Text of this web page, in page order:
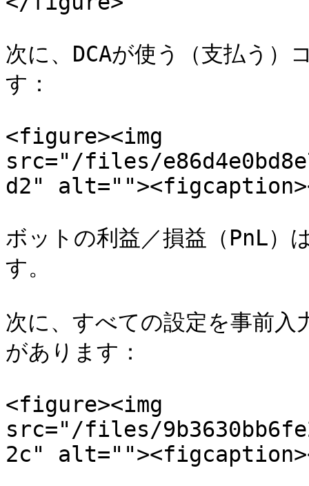
次に、DCAが使う（支払う）
す：
<figure><img
src="/files/
d2"
ボットの利益／損益（PnL）
す。
次に、すべての設定を事前
があります：
<figure><img
src="/files/
2c"